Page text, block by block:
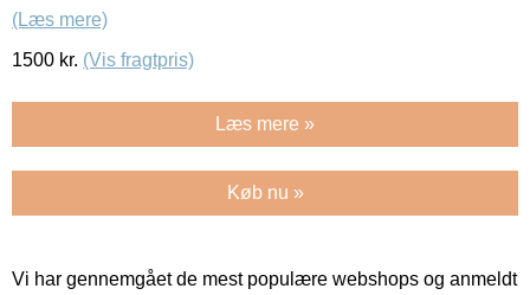
(Læs mere)
1500 kr. (Vis fragtpris)
Læs mere »
Køb nu »
Vi har gennemgået de mest populære webshops og anmeldt